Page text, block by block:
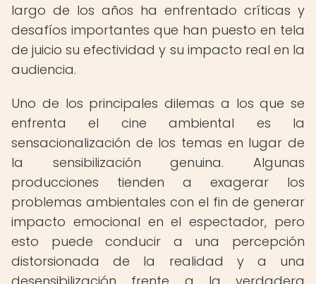
largo de los años ha enfrentado críticas y
desafíos importantes que han puesto en tela
de juicio su efectividad y su impacto real en la
audiencia.
Uno de los principales dilemas a los que se
enfrenta el cine ambiental es la
sensacionalización de los temas en lugar de
la sensibilización genuina. Algunas
producciones tienden a exagerar los
problemas ambientales con el fin de generar
impacto emocional en el espectador, pero
esto puede conducir a una percepción
distorsionada de la realidad y a una